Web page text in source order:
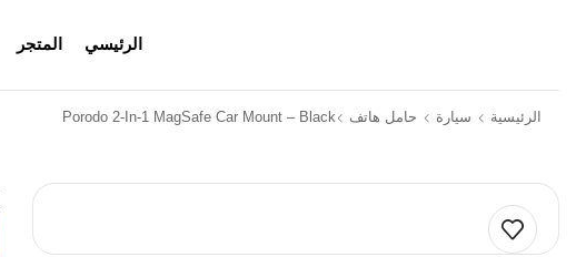
الرئيسي المتجر
الرئيسية سيارة حامل هاتف Porodo 2-In-1 MagSafe Car Mount – Black